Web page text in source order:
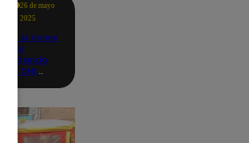
26 de mayo
2025
si tienes
tu DNI: